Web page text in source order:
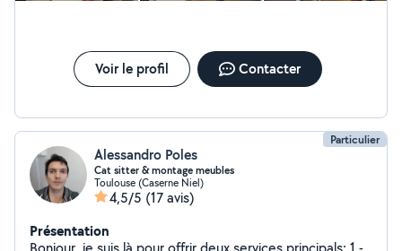
Voir le profil Contacter
Particulier
Alessandro Poles
Cat sitter & montage meubles
Toulouse (Caserne Niel)
4,5/5 (17 avis)
Présentation